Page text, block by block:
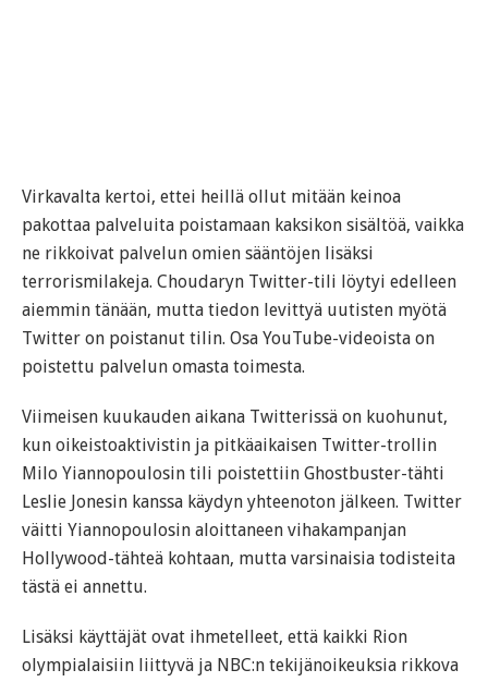
Virkavalta kertoi, ettei heillä ollut mitään keinoa
pakottaa palveluita poistamaan kaksikon sisältöä, vaikka
ne rikkoivat palvelun omien sääntöjen lisäksi
terrorismilakeja. Choudaryn Twitter-tili löytyi edelleen
aiemmin tänään, mutta tiedon levittyä uutisten myötä
Twitter on poistanut tilin. Osa YouTube-videoista on
poistettu palvelun omasta toimesta.
Viimeisen kuukauden aikana Twitterissä on kuohunut,
kun oikeistoaktivistin ja pitkäaikaisen Twitter-trollin
Milo Yiannopoulosin tili poistettiin Ghostbuster-tähti
Leslie Jonesin kanssa käydyn yhteenoton jälkeen. Twitter
väitti Yiannopoulosin aloittaneen vihakampanjan
Hollywood-tähteä kohtaan, mutta varsinaisia todisteita
tästä ei annettu.
Lisäksi käyttäjät ovat ihmetelleet, että kaikki Rion
olympialaisiin liittyvä ja NBC:n tekijänoikeuksia rikkova